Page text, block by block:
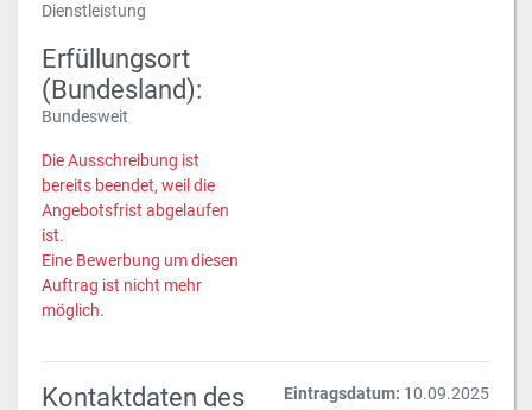
Dienstleistung
Erfüllungsort
(Bundesland):
Bundesweit
Die Ausschreibung ist
bereits beendet, weil die
Angebotsfrist abgelaufen
ist.
Eine Bewerbung um diesen
Auftrag ist nicht mehr
möglich.
Kontaktdaten des
Eintragsdatum: 10.09.2025